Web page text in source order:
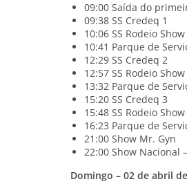
09:00 Saída do
09:38 SS Credeq 1
10:06 SS Rodeio Show
10:41 Parque de
12:29 SS Credeq 2
12:57 SS Rodeio
13:32 Parque de
15:20 SS Credeq 3
15:48 SS Rodeio Show
16:23 Parque de
21:00 Show Mr. Gyn
22:00 Show Nacional
Domingo – 02 de abril